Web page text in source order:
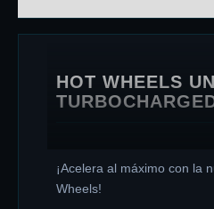
HOT WHEELS
¡Acelera al máximo con la
Wheels!